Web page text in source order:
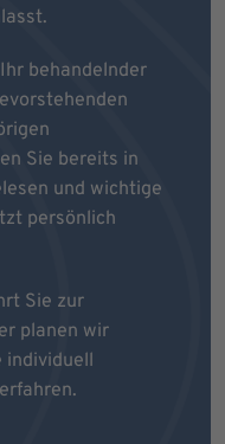
behandelnder
Sie bereits in
und wichtige
persönlich
Sie zur
planen wir
individuell